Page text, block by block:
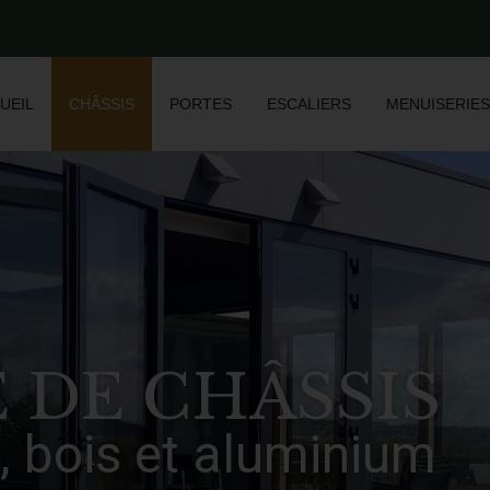
CHÂSSIS PORTES ESCALIERS
DE CHÂSSIS
bois et aluminium